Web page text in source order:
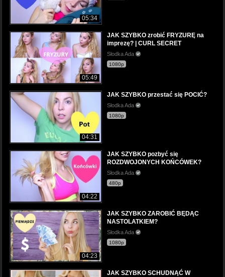
05:34
05:49
JAK SZYBKO zrobić FRYZURĘ na
imprezę? | CURL SECRET
Słodka Ada
1080p
04:31
JAK SZYBKO przestać się POCIĆ?
Słodka Ada
1080p
04:22
JAK SZYBKO pozbyć się
ROZDWOJONYCH KOŃCÓWEK?
Słodka Ada
480p
04:23
JAK SZYBKO ZAROBIĆ BĘDĄC
NASTOLATKIEM?
Słodka Ada
1080p
JAK SZYBKO SCHUDNĄĆ W